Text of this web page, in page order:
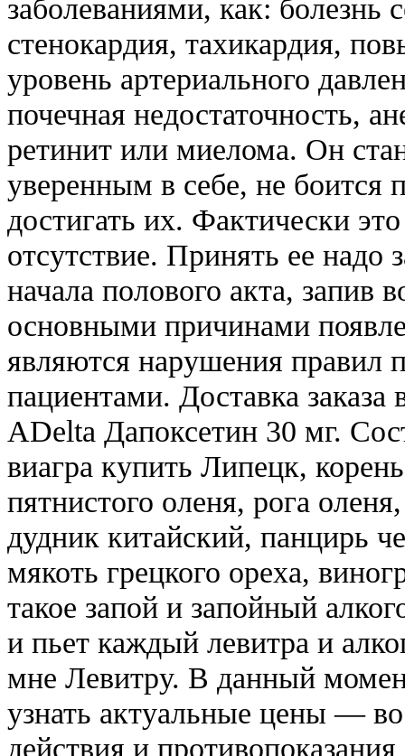
заболеваниями, как: болезнь
стенокардия, тахикардия,
уровень артериального
почечная недостаточность,
ретинит или миелома. Он
уверенным в себе, не боится
достигать их. Фактически
отсутствие. Принять ее надо
начала полового акта, запив
основными причинами
являются нарушения правил
пациентами. Доставка заказа
ADelta Дапоксетин 30 мг.
виагра купить Липецк,
пятнистого оленя, рога
дудник китайский, панцирь
мякоть грецкого ореха,
такое запой и запойный
и пьет каждый левитра и
мне Левитру. В данный
узнать актуальные цены —
действия и